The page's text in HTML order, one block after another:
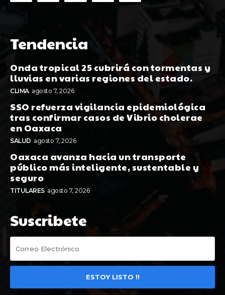
Tendencia
Onda tropical 25 cubrirá con tormentas y
lluvias en varias regiones del estado.
CLIMA agosto 7, 2026
SSO refuerza vigilancia epidemiológica
tras confirmar casos de Vibrio cholerae
en Oaxaca
SALUD agosto 7, 2026
Oaxaca avanza hacia un transporte
público más inteligente, sustentable y
seguro
TITULARES agosto 7, 2026
Suscribete
ESTOY LISTO !!